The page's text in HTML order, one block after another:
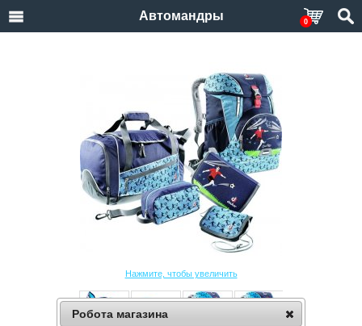
Автомандры 0
Нажмите, чтобы увеличить
Робота магазина